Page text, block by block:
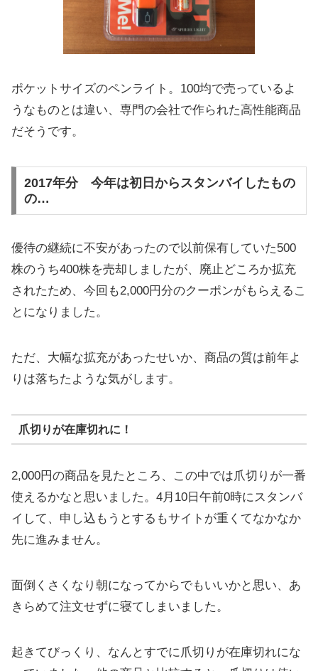
ポケットサイズのペンライト。100均で売っているよ
うなものとは違い、専門の会社で作られた高性能商品
だそうです。
2017年分 今年は初日からスタンバイしたもの
の…
優待の継続に不安があったので以前保有していた500
株のうち400株を売却しましたが、廃止どころか拡充
されたため、今回も2,000円分のクーポンがもらえるこ
とになりました。
ただ、大幅な拡充があったせいか、商品の質は前年よ
りは落ちたような気がします。
爪切りが在庫切れに！
2,000円の商品を見たところ、この中では爪切りが一番
使えるかなと思いました。4月10日午前0時にスタンバ
イして、申し込もうとするもサイトが重くてなかなか
先に進みません。
面倒くさくなり朝になってからでもいいかと思い、あ
きらめて注文せずに寝てしまいました。
起きてびっくり、なんとすでに爪切りが在庫切れにな